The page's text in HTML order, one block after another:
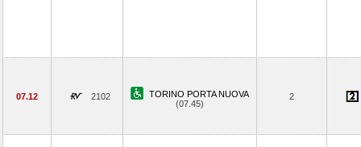
07.12 2102
TORINO PORTA NUOVA
(07.45)
2